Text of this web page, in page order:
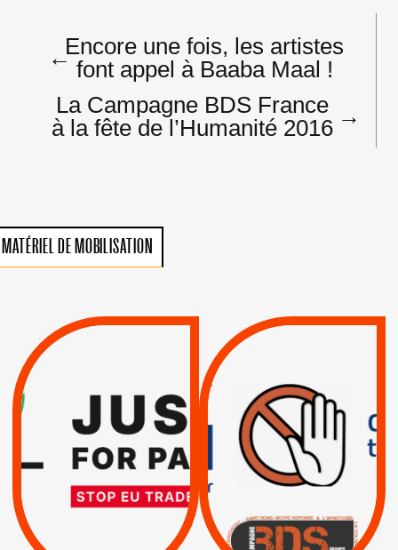
de
l’article
←Encore une fois, les artistes
font appel à Baaba Maal !
La Campagne BDS France
à la fête de l’Humanité 2016 →
MATÉRIEL DE MOBILISATION
VIOLATIONS DES
SUSPENSION
TOTALE DE
L’ACCORD
D’ASSOCIATION UE-
ISRAËL
RESPECT DU DROIT
INTERNATIONAL ?
TRUMP, MACRON :
MÊME COMBAT
| Actus |
| Boycott militaire |
Lettres d'interpellation